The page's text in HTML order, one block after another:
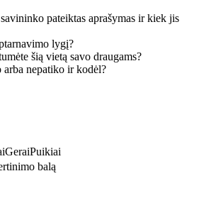
pateiktas aprašymas ir kiek jis
lygį?
šią vietą savo draugams?
arba nepatiko ir kodėl?
GeraiPuikiai
balą